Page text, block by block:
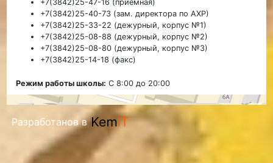
+7(3842)25-47-16 (приемная)
+7(3842)25-40-73 (зам. директора по АХР)
+7(3842)25-33-22 (дежурный, корпус №1)
+7(3842)25-08-88 (дежурный, корпус №2)
+7(3842)25-08-80 (дежурный, корпус №3)
+7(3842)25-14-18 (факс)
Режим работы школы: С 8:00 до 20:00
Разработанов в